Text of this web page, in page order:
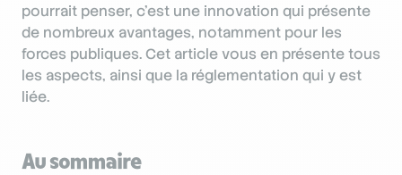
pourrait penser, c’est une innovation qui présente
de nombreux avantages, notamment pour les
forces publiques. Cet article vous en présente tous
les aspects, ainsi que la réglementation qui y est
liée.
Au sommaire